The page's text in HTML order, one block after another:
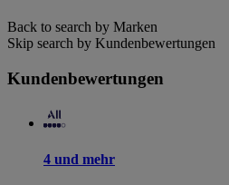
Back to search by Marken
Skip search by Kundenbewertungen
Kundenbewertungen
4 und mehr